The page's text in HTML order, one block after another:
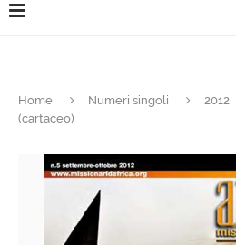
Home Numeri singoli 2012
(cartaceo)